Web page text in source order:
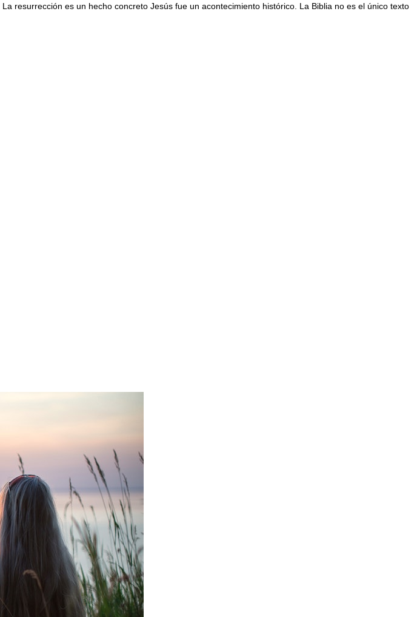
es un hecho concreto Jesús fue un acontecimiento histórico. La Biblia no es el único texto